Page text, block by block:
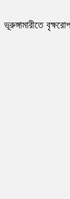
ভূরুঙ্গামারীতে